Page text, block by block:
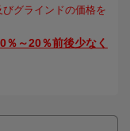
グラインドの価格を
％～20％前後少なく